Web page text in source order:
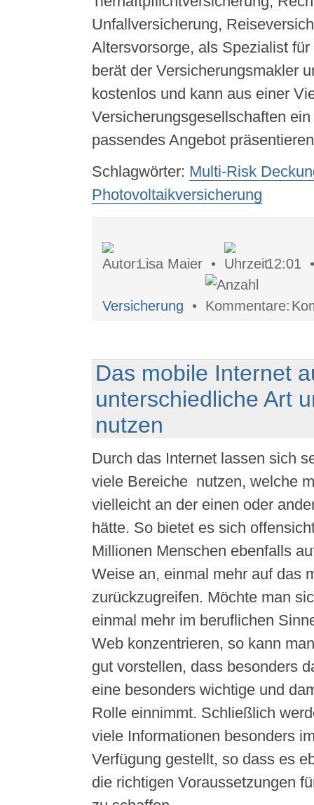
Unfallversicherung,
Altersvorsorge, als Spezialist
berät der Versicherungsmakler
kostenlos und kann aus einer
Versicherungsgesellschaften
passendes Angebot
Schlagwörter: Multi-Risk
Photovoltaikversicherung
Lisa Maier • 12:01
Versicherung •
Das mobile Internet
unterschiedliche Art
nutzen
Durch das Internet lassen sich
viele Bereiche nutzen, welche
vielleicht an der einen oder
hätte. So bietet es sich
Millionen Menschen ebenfalls
Weise an, einmal mehr auf das
zurückzugreifen. Möchte man
einmal mehr im beruflichen
Web konzentrieren, so kann
gut vorstellen, dass besonders
eine besonders wichtige und
Rolle einnimmt. Schließlich
viele Informationen besonders
Verfügung gestellt, so dass es
die richtigen Voraussetzungen